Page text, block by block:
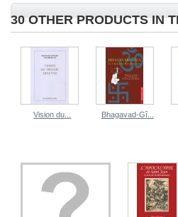
30 OTHER PRODUCTS IN
Vision du... Bhagavad-Gî...